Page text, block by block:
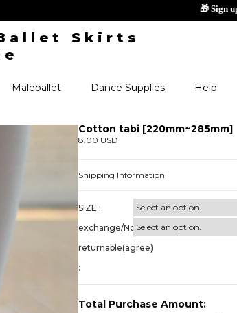
Maleballet Dance Supplies Help
Cotton tabi [220mm~285mm]
8.00 USD
Shipping Information
SIZE :
exchange/Non-
returnable(agree)
:
Total Purchase Amount: